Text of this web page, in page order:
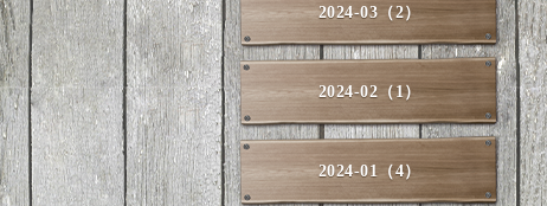
2024-03（2）
2024-02（1）
2024-01（4）